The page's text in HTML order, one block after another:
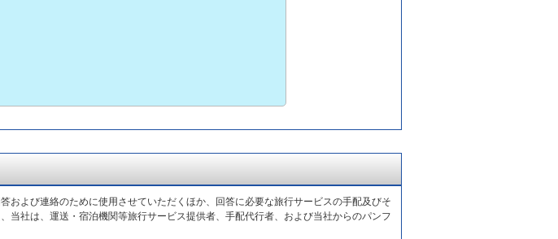
よび連絡のために使用させていただくほか、回答に必要な旅行サービスの手配及びそ
社は、運送・宿泊機関等旅行サービス提供者、手配代行者、および当社からのパンフ